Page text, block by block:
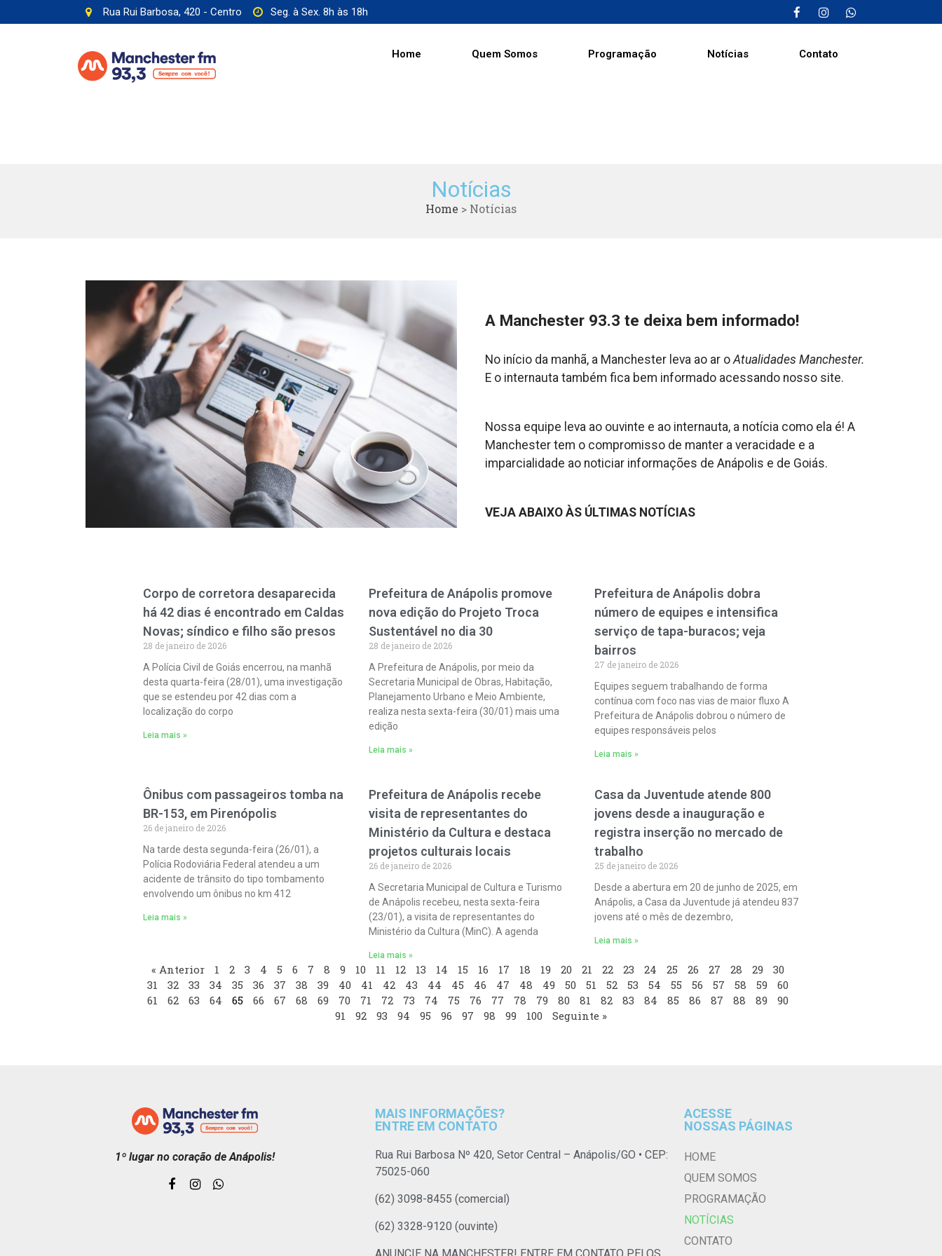
Rua Rui Barbosa, 420 - Centro Seg. à Sex. 8h às 18h
Home Quem Somos Programação Notícias Contato
Notícias
Home > Notícias
A Manchester 93.3 te deixa bem informado!
No início da manhã, a Manchester leva ao ar oAtualidades Manchester.
E o internauta também fica bem informado acessando nosso site.
Nossa equipe leva ao ouvinte e ao internauta, a notícia como ela é! A
Manchester tem o compromisso de manter a veracidade e a
imparcialidade ao noticiar informações de Anápolis e de Goiás.
VEJA ABAIXO ÀS ÚLTIMAS NOTÍCIAS
Corpo de corretora desaparecida
há 42 dias é encontrado em Caldas
Novas; síndico e filho são presos
28 de janeiro de 2026
A Polícia Civil de Goiás encerrou, na manhã
desta quarta-feira (28/01), uma investigação
que se estendeu por 42 dias com a
localização do corpo
Leia mais »
Prefeitura de Anápolis promove
nova edição do Projeto Troca
Sustentável no dia 30
28 de janeiro de 2026
A Prefeitura de Anápolis, por meio da
Secretaria Municipal de Obras, Habitação,
Planejamento Urbano e Meio Ambiente,
realiza nesta sexta-feira (30/01) mais uma
edição
Leia mais »
Prefeitura de Anápolis dobra
número de equipes e intensifica
serviço de tapa-buracos; veja
bairros
27 de janeiro de 2026
Equipes seguem trabalhando de forma
contínua com foco nas vias de maior fluxo A
Prefeitura de Anápolis dobrou o número de
equipes responsáveis pelos
Leia mais »
Ônibus com passageiros tomba na
BR-153, em Pirenópolis
26 de janeiro de 2026
Na tarde desta segunda-feira (26/01), a
Polícia Rodoviária Federal atendeu a um
acidente de trânsito do tipo tombamento
envolvendo um ônibus no km 412
Leia mais »
Prefeitura de Anápolis recebe
visita de representantes do
Ministério da Cultura e destaca
projetos culturais locais
26 de janeiro de 2026
A Secretaria Municipal de Cultura e Turismo
de Anápolis recebeu, nesta sexta-feira
(23/01), a visita de representantes do
Ministério da Cultura (MinC). A agenda
Leia mais »
Casa da Juventude atende 800
jovens desde a inauguração e
registra inserção no mercado de
trabalho
25 de janeiro de 2026
Desde a abertura em 20 de junho de 2025, em
Anápolis, a Casa da Juventude já atendeu 837
jovens até o mês de dezembro,
Leia mais »
« Anterior 1 2 3 4 5 6 7 8 9 10 11 12 13 14 15 16 17 18 19 20 21 22 23 24 25 26 27 28 29
30
31
32 33 34 35 36 37 38 39 40 41 42 43 44 45 46 47 48 49 50 51 52 53 54 55 56 57 58 59
60
61
62 63 64 65 66 67 68 69 70 71 72 73 74 75 76 77 78 79 80 81 82 83 84 85 86 87 88 89
90
91
92 93 94 95 96 97 98 99 100 Seguinte »
1º lugar no coração de Anápolis!
MAIS INFORMAÇÕES?
ENTRE EM CONTATO
Rua Rui Barbosa Nº 420, Setor Central – Anápolis/GO • CEP:
75025-060
(62) 3098-8455 (comercial)
(62) 3328-9120 (ouvinte)
ACESSE
NOSSAS PÁGINAS
HOME
QUEM SOMOS
PROGRAMAÇÃO
NOTÍCIAS
CONTATO